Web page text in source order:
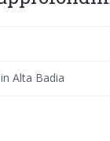
Alta Badia